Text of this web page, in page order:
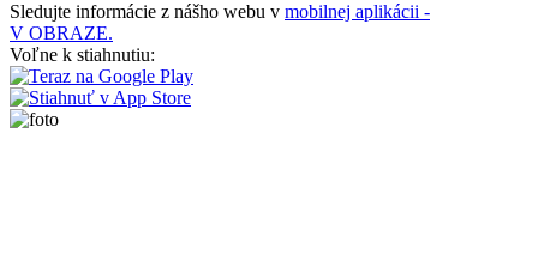
Sledujte informácie z nášho webu v mobilnej aplikácii -
V OBRAZE.
Voľne k stiahnutiu: